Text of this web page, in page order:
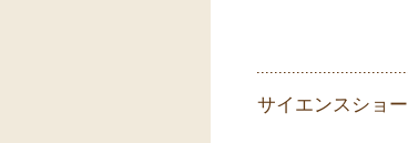
サイエンスショー